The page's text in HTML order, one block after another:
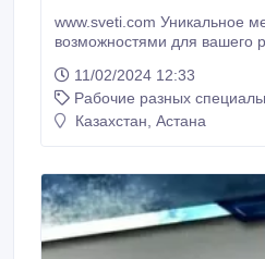
www.sveti.com Уникальное
возможностями для вашего
Вам, добро пожаловать на сайт проекта "Свети!"
www.sveti.com.
11/02/2024 12:33
Рабочие разных
Казахстан, Астана